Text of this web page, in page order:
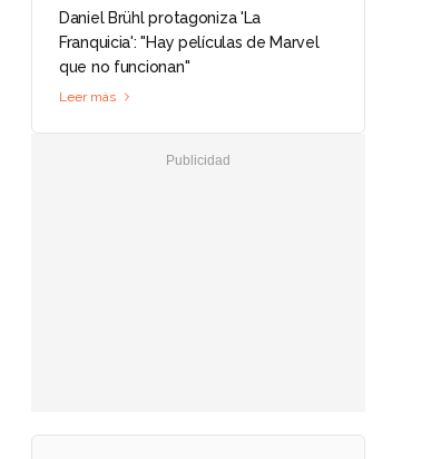
Daniel Brühl protagoniza 'La
Franquicia': "Hay películas de Marvel
que no funcionan"
Leer más